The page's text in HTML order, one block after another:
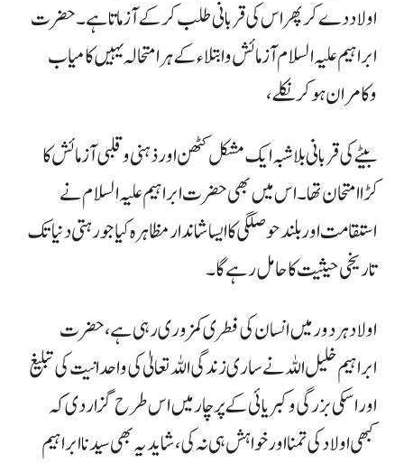
اولاد دے کر پھر اس کی قربانی طلب کر کے آزماتا ہے۔ حضرت
ابراہیم علیہ السلام آزمائش و ابتلاء کے ہر امتحالہ یہیں کامیاب
وکامران ہو کر نکلے،
بیٹے کی قربانی بلا شبہ ایک مشکل کٹھن اور ذہنی و قلبی آزمائش کا
کڑا امتحان تھا۔ اس میں بھی حضرت ابراہیم علیہ السلام نے
استقامت اور بلند حوصلگی کا ایسا شاندار مظاہرہ کیا جو رہتی دنیا تک
تاریخی حیثیت کا حامل رہے گا ۔
اولاد ہر دور میں انسان کی فطری کمزوری رہی ہے ، حضرت
ابراہیم خلیل اللہ نے ساری زندگی اللہ تعالیٰ کی واحدانیت کی تبلیغ
اور اسکی بزرگی و کبریائی کے پر چار میں اس طرح گزار دی کہ
کبھی اولاد کی تمنا اور خواہش ہی نہ کی، شاید یہ بھی سیدنا ابراہیم